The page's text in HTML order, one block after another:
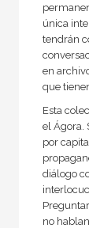
Cartoné
Ebook
Ebook
Rústica
única
tendrán
en
que
Esta
el Ágora.
por
diálogo
no